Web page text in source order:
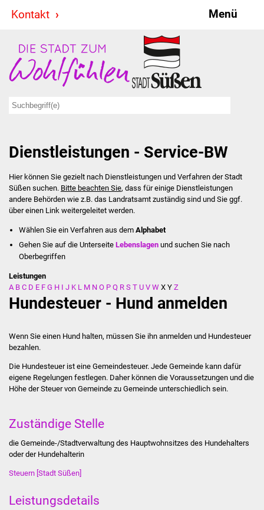
Kontakt Menü
Stadt & Politik
Bürgermeister
Ausschüsse
Ratsinformationssystem
Jugendbeirat
Summerrockfestival
Stadtverwaltung
Stellenangebote
Dienstleistungen - Service-BW
Hier können Sie gezielt nach Dienstleistungen und Verfahren der Stadt
Süßen suchen. Bitte beachten Sie, dass für einige Dienstleistungen
andere Behörden wie z.B. das Landratsamt zuständig sind und Sie ggf.
über einen Link weitergeleitet werden.
Wählen Sie ein Verfahren aus dem Alphabet
Gehen Sie auf die UnterseiteLebenslagen und suchen Sie nach
Oberbegriffen
Leistungen
A B C D E F G H I J K L M N O P Q R S T U V W X Y Z
Hundesteuer - Hund anmelden
Wenn Sie einen Hund halten, müssen Sie ihn anmelden und Hundesteuer
bezahlen.
Die Hundesteuer ist eine Gemeindesteuer. Jede Gemeinde kann dafür
eigene Regelungen festlegen. Daher können die Voraussetzungen und die
Höhe der Steuer von Gemeinde zu Gemeinde unterschiedlich sein.
Zuständige Stelle
die Gemeinde-/Stadtverwaltung des Hauptwohnsitzes des Hundehalters
oder der Hundehalterin
Steuern [Stadt Süßen]
Leistungsdetails